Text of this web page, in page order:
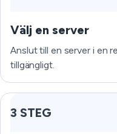
Välj en server
Anslut till en server i en
tillgängligt.
3 STEG